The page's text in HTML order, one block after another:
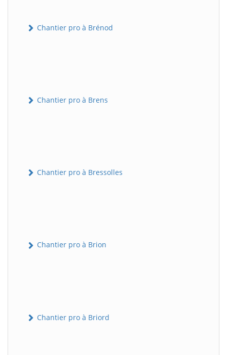
Chantier pro à Brénod
Chantier pro à Brens
Chantier pro à Bressolles
Chantier pro à Brion
Chantier pro à Briord